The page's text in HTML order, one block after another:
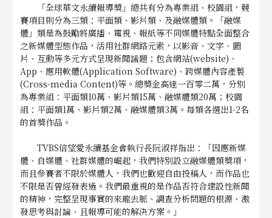
「全球華文永續報導獎」總共有分為專業組、校園組，競
賽項目則分為三類：平面類、影片類、及融媒體類。「融媒
體」類是為鼓勵將廣播、電視、報紙等不同媒體特點全面整合
之新媒體型態作品，活用社群網路元素，以影音、文字、圖
片、互動等多元方式呈現新聞議題；包含網站(website)、
App、應用軟體(Application Software)、跨媒體內容產製
(Cross-media Content)等。總獎金高達一百零二萬，分別
為專業組：平面類10萬、影片類15萬、融媒體類20萬；校園
組：平面類1萬、影片類2萬、融媒體類3萬。每類各選出1-2名
的首獎作品。
TVBS信望愛永續基金會執行長阮淑祥指出：「因應新媒
體、自媒體、社群媒體的崛起，我們特別設立融媒體類獎項，
而且參賽者不限於媒體人，我們也歡迎自由投稿人，而作品也
不限是否曾經發表過。我們最重視的是作品否符合建設性新聞
的精神，完整呈現事實的來龍去脈、調查分析問題的根源、激
發思考與討論、且報導可能的解決方案。」